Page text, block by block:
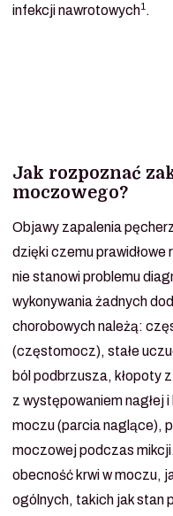
infekcji nawrotowych1 .
Jak rozpoznać
moczowego?
Objawy zapalenia
dzięki czemu
nie stanowi problemu
wykonywania żadnych
chorobowych należą:
(częstomocz), stałe
ból podbrzusza, kłopoty
z występowaniem nagłej
moczu (parcia naglące),
moczowej podczas
obecność krwi w moczu,
ogólnych, takich jak stan